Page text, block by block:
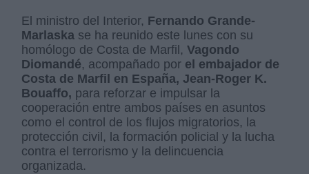
El ministro del Interior, Fernando Grande-
Marlaska se ha reunido este lunes con su
homólogo de Costa de Marfil,Vagondo
Diomandé, acompañado por el embajador de
Costa de Marfil en España, Jean-Roger K.
Bouaffo, para reforzar e impulsar la
cooperación entre ambos países en asuntos
como el control de los flujos migratorios, la
protección civil, la formación policial y la lucha
contra el terrorismo y la delincuencia
organizada.